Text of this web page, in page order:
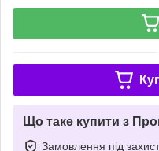
Що таке купити з
Замовлення під